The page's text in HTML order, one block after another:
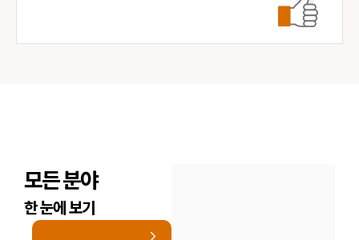
모든 분야
한 눈에 보기